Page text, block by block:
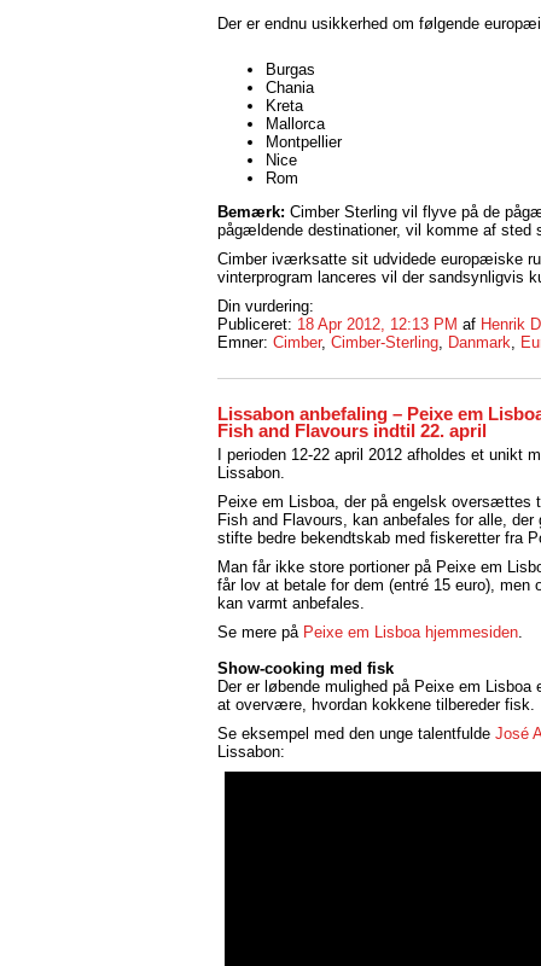
Der er endnu usikkerhed om følgende
Burgas
Chania
Kreta
Mallorca
Montpellier
Nice
Rom
Bemærk: Cimber Sterling vil flyve på de
pågældende destinationer, vil komme af sted
Cimber iværksatte sit udvidede europæiske
vinterprogram lanceres vil der sandsynligvis
Din vurdering:
Publiceret: 18 Apr 2012, 12:13 PM af Henrik
Emner: Cimber, Cimber-Sterling, Danmark,
Lissabon anbefaling – Peixe em
Fish and Flavours indtil 22. april
I perioden 12-22 april 2012 afholdes et unikt
Lissabon.
Peixe em Lisboa, der på engelsk oversættes
Fish and Flavours, kan anbefales for alle, der
stifte bedre bekendtskab med fiskeretter fra
Man får ikke store portioner på Peixe em
får lov at betale for dem (entré 15 euro), men
kan varmt anbefales.
Se mere på Peixe em Lisboa hjemmesiden
Show-cooking med fisk
Der er løbende mulighed på Peixe em Lisboa
at overvære, hvordan kokkene tilbereder fisk.
Se eksempel med den unge talentfulde José
Lissabon: